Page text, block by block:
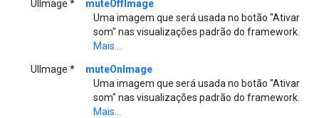
UIImage *
muteOffImage
Uma imagem que será usada no botão "Ativar
som" nas visualizações padrão do framework.
Mais...
UIImage *
muteOnImage
Uma imagem que será usada no botão "Ativar
som" nas visualizações padrão do framework.
Mais...